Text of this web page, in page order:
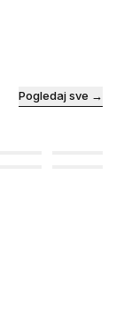
Pogledaj sve →